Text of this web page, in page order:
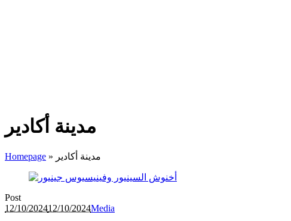
مدينة أكادير
Homepage » مدينة أكادير
Post
12/10/202412/10/2024Media